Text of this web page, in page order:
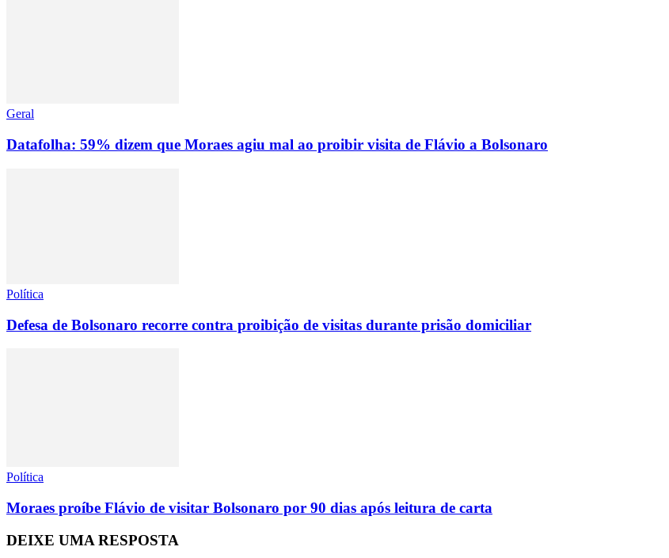
Geral
Datafolha: 59% dizem que Moraes agiu mal ao proibir visita de Flávio a Bolsonaro
Política
Defesa de Bolsonaro recorre contra proibição de visitas durante prisão domiciliar
Política
Moraes proíbe Flávio de visitar Bolsonaro por 90 dias após leitura de carta
DEIXE UMA RESPOSTA